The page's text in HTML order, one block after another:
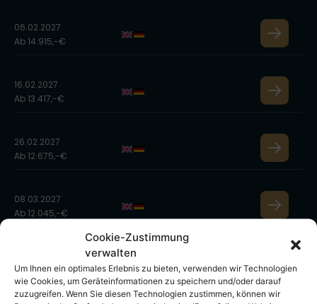
Cookie-Zustimmung
verwalten
Um Ihnen ein optimales Erlebnis zu bieten, verwenden wir Technologien
wie Cookies, um Geräteinformationen zu speichern und/oder darauf
zuzugreifen. Wenn Sie diesen Technologien zustimmen, können wir
06.02.2027
Ab 14.915,-€
16.02.2027
Ab 13.417,-€
26.02.2027
Ab 12.675,-€
08.03.2027
Ab 12.045,-€
Ab 11.090,-€